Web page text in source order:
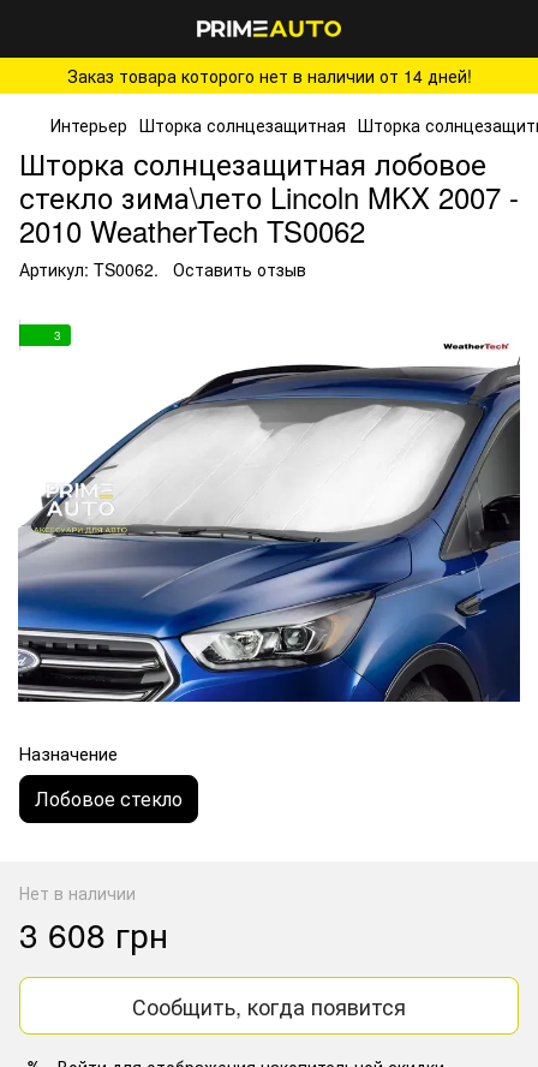
Заказ товара которого нет в наличии от 14 дней!
Интерьер Шторка солнцезащитная Шторка
Шторка солнцезащитная лобовое
стекло зима\лето Lincoln MKX 2007 -
2010 WeatherTech TS0062
Артикул: TS0062. Оставить отзыв
3
Назначение
Лобовое стекло
Нет в наличии
3 608 грн
Сообщить, когда появится